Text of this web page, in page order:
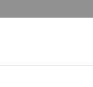
w PLN: Certyfikat